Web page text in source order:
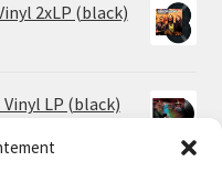
2xLP (black)
LP (black)